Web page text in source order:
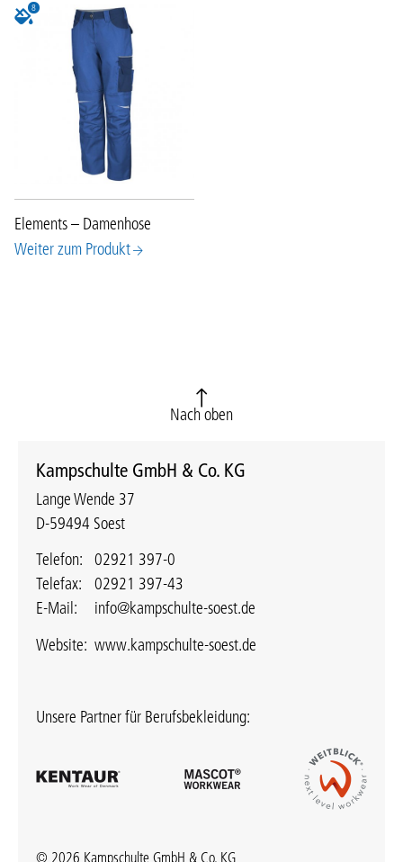
8
Elements – Damenhose
Weiter zum Produkt
Nach oben
Kampschulte GmbH & Co. KG
Lange Wende 37
D-59494 Soest
Telefon:
02921 397-0
Telefax:
02921 397-43
E-Mail:
info@kampschulte-soest.de
Website: www.kampschulte-soest.de
© 2026 Kampschulte GmbH & Co. KG
Unsere Partner für Berufsbekleidung: